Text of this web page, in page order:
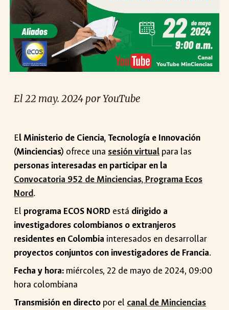
El22 may. 2024 porYouTube
El Ministerio de Ciencia, Tecnología e Innovación
(Minciencias) ofrece una sesión virtual para las
personas interesadas en participar en la
Convocatoria 952 de Minciencias, Programa Ecos
Nord.
El programa ECOS NORD está dirigido a
investigadores colombianos o extranjeros
residentes en Colombia interesados en desarrollar
proyectos conjuntos con investigadores de Francia.
Fecha y hora: miércoles, 22 de mayo de 2024, 09:00
hora colombiana
Transmisión en directo por el canal de Minciencias